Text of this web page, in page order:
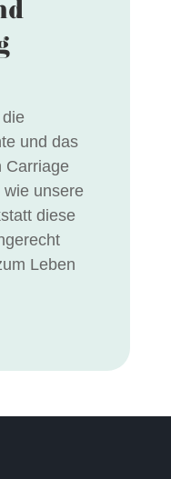
und das
Carriage
wie unsere
diese
Leben